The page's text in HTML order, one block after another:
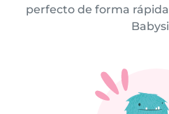
perfecto de forma